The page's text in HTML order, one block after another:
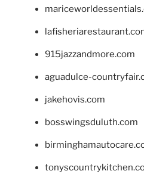
915jazzandmore.com
aguadulce-
jakehovis.com
bosswingsduluth.com